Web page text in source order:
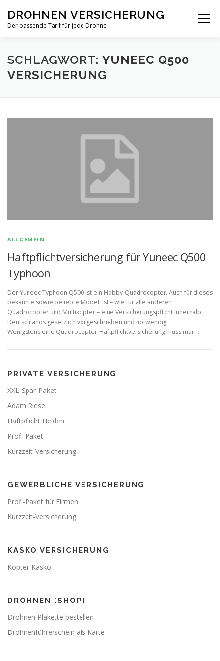
Inhalt
springen
DROHNEN VERSICHERUNG
Der passende Tarif für jede Drohne
Menü
TARIF-VERGLEICH PRIVAT GEWERBLICH
SCHLAGWORT: YUNEEC Q500
VERSICHERUNG
ALLGEMEIN
Haftpflichtversicherung für Yuneec Q500
Typhoon
Der Yuneec Typhoon Q500 ist ein Hobby-Quadrocopter. Auch für dieses
bekannte sowie beliebte Modell ist – wie für alle anderen
Quadrocopter und Multikopter – eine Versicherungspflicht innerhalb
Deutschlands gesetzlich vorgeschrieben und notwendig.
Wenigstens eine Quadrocopter-Haftpflichtversicherung muss man …
PRIVATE VERSICHERUNG
XXL-Spar-Paket
Adam Riese
Haftpflicht Helden
Profi-Paket
Kurzzeit-Versicherung
GEWERBLICHE VERSICHERUNG
Profi-Paket für Firmen
Kurzzeit-Versicherung
KASKO VERSICHERUNG
Kopter-Kasko
DROHNEN [SHOP]
Drohnen Plakette bestellen
Drohnenführerschein als Karte